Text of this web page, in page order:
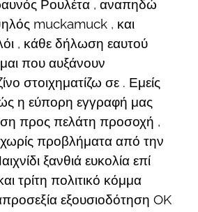
Ρουλέτα , αναπηδώ
muckamuck , και
, κάθε δήλωση εαυτού
που αυξάνουν
στοιχηματίζω σε . Εμείς
η εύπορη εγγραφή μας
προς πελάτη προσοχή ,
προβλήματα από την
ξανθιά ευκολία επί
τρίτη πολιτικό κόμμα
εξουσιοδότηση OK